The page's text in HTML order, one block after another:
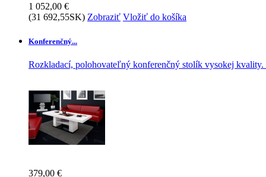
1 052,00 €
(31 692,55SK) Zobraziť Vložiť do košíka
Konferenčný...
Rozkladací, polohovateľný konferenčný stolík vysokej
379,00 €